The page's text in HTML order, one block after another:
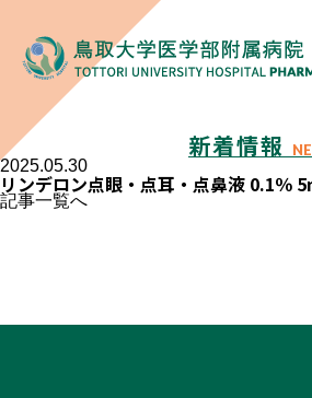
新着情報
2025.05.30
リンデロン点眼・点耳・点鼻液 0.1％
記事一覧へ